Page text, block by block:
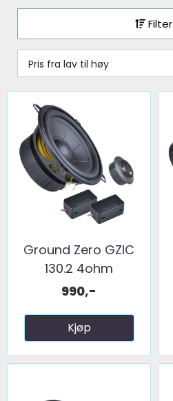
Filter
Pris fra lav til høy
Ground Zero GZIC
130.2 4ohm
990,-
Kjøp